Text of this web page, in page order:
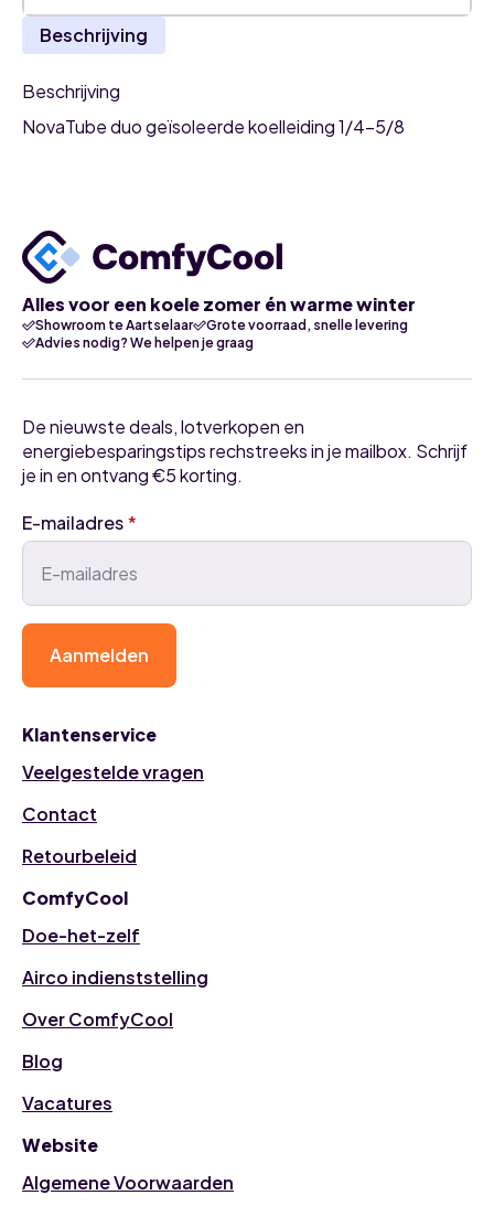
Beschrijving
Beschrijving
NovaTube duo geïsoleerde koelleiding 1/4-5/8
Alles voor een koele zomer én warme winter
Showroom te Aartselaar
Grote voorraad, snelle levering
Advies nodig? We helpen je graag
Klantenservice
Veelgestelde vragen
Contact
Retourbeleid
ComfyCool
Doe-het-zelf
Airco indienststelling
Over ComfyCool
Blog
Vacatures
Website
Algemene Voorwaarden
De nieuwste deals, lotverkopen en
energiebesparingstips rechstreeks in je mailbox. Schrijf
je in en ontvang €5 korting.
E-mailadres*
Aanmelden